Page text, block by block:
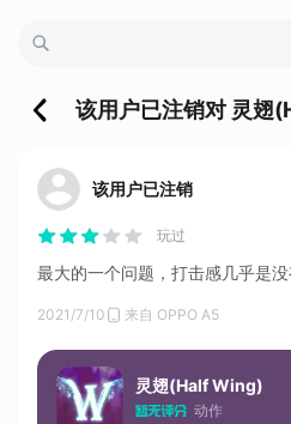
该用户已注销对 灵翅
该用户已注销
玩过
最大的一个问题，打击感几乎是
2021/7/10 来自 OPPO A5
灵翅(Half Wing)
动作